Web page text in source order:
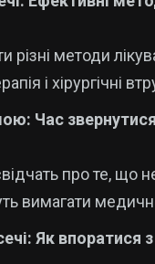
різні методи
і хірургічні
Час
про те, що
вимагати
Як впоратися